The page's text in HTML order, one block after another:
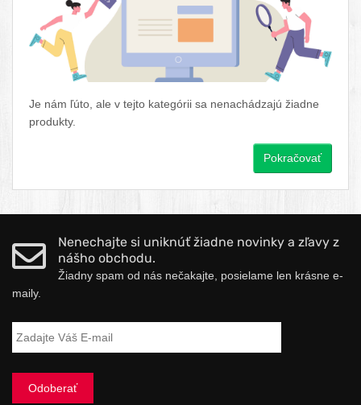
Je nám ľúto, ale v tejto kategórii sa nenachádzajú žiadne
produkty.
Pokračovať
Nenechajte si uniknúť žiadne novinky a zľavy z
nášho obchodu.
Žiadny spam od nás nečakajte, posielame len krásne e-
maily.